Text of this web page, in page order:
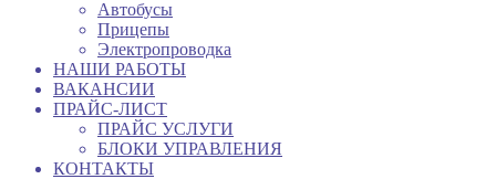
Автобусы
Прицепы
Электропроводка
НАШИ РАБОТЫ
ВАКАНСИИ
ПРАЙС-ЛИСТ
ПРАЙС УСЛУГИ
БЛОКИ УПРАВЛЕНИЯ
КОНТАКТЫ